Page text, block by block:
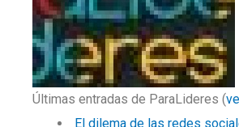
Últimas entradas de ParaLideres (
El dilema de las redes